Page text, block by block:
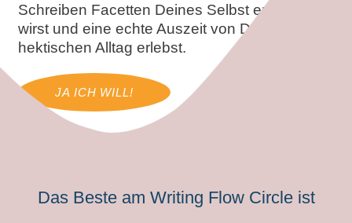
Schreiben Facetten Deines Selbst entdecken
wirst und eine echte Auszeit von Deinem
hektischen Alltag erlebst.
JA ICH WILL!
Das Beste am Writing Flow Circle ist